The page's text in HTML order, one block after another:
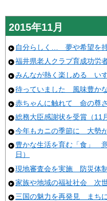
2015年11月
自分らしく… 夢や希望を持
福井県老人クラブ育成功労
みんなが熱く楽しめる い
待っていました 風味豊か
赤ちゃんに触れて 命の尊
総務大臣感謝状を受賞（11
今年もカニの季節に 大勢
豊かな生活を育む「食」
日）
現地審査会を実施 防災体
家族や地域の福祉社会 次
三国の魅力を再発見 まち